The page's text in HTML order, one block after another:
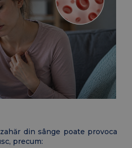
din sânge poate provoca
precum: